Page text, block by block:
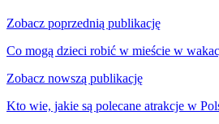
Zobacz poprzednią publikację
Co mogą dzieci robić w mieście w
Zobacz nowszą publikację
Kto wie, jakie są polecane atrakcje w